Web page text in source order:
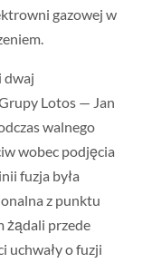
gazowej w
dwaj
Lotos — Jan
walnego
wobec podjęcia
fuzja była
z punktu
żądali przede
uchwały o fuzji